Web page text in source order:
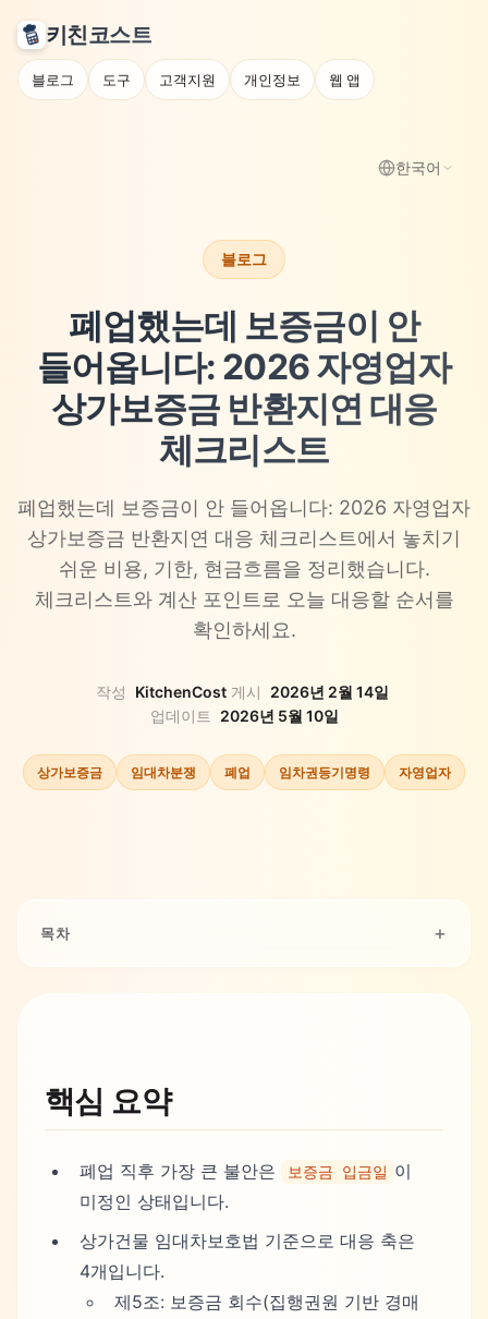
키친코스트
블로그 도구 고객지원 개인정보 웹 앱
한국어
블로그
폐업했는데 보증금이 안
들어옵니다: 2026 자영업자
상가보증금 반환지연 대응
체크리스트
폐업했는데 보증금이 안 들어옵니다: 2026 자영업자
상가보증금 반환지연 대응 체크리스트에서 놓치기
쉬운 비용, 기한, 현금흐름을 정리했습니다.
체크리스트와 계산 포인트로 오늘 대응할 순서를
확인하세요.
작성 KitchenCost· 게시 2026년 2월 14일
업데이트
2026년 5월 10일
상가보증금 임대차분쟁 폐업 임차권등기명령 자영업자
목차
핵심 요약
폐업 직후 가장 큰 불안은 보증금 입금일 이
미정인 상태입니다.
상가건물 임대차보호법 기준으로 대응 축은
4개입니다.
제5조: 보증금 회수(집행권원 기반 경매